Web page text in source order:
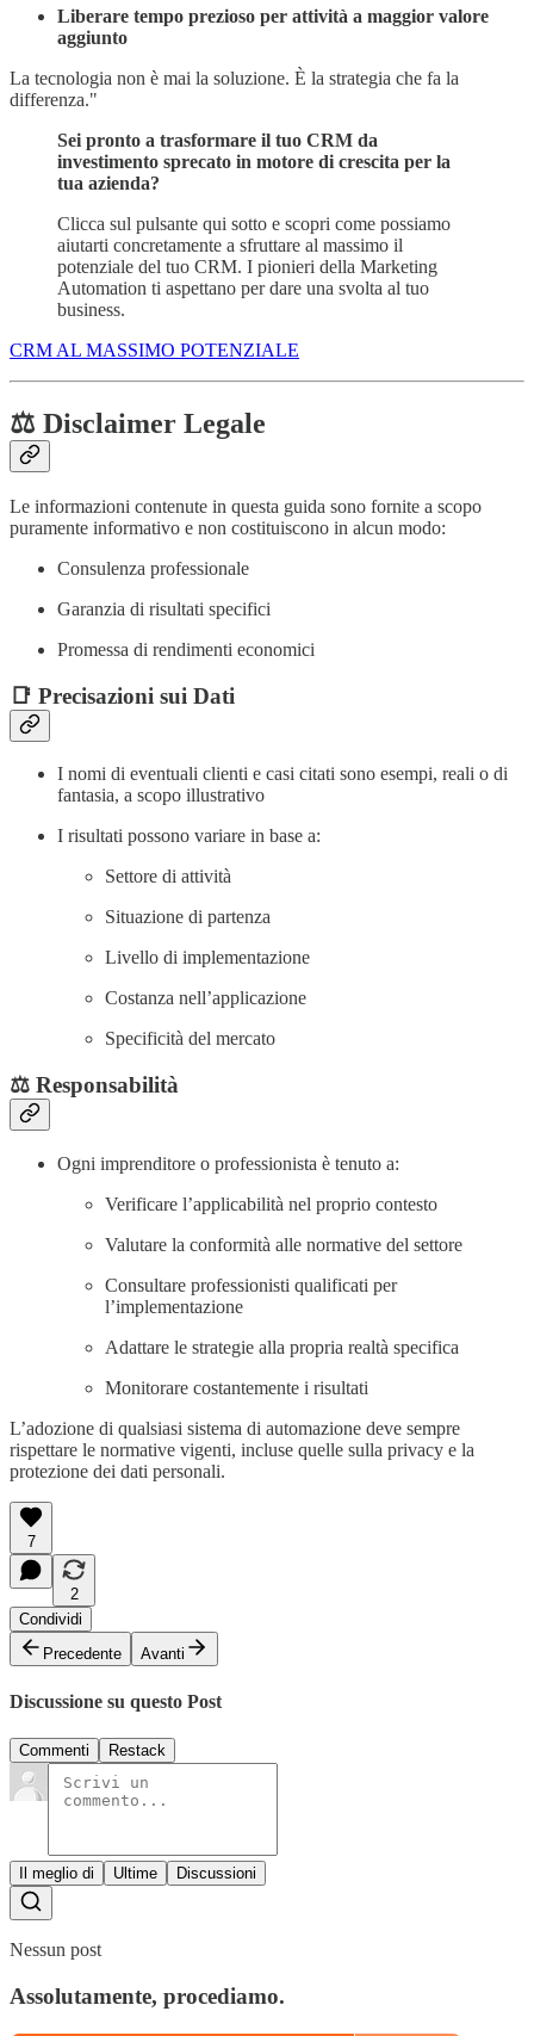
Liberare tempo prezioso per attività a maggior valore
aggiunto
La tecnologia non è mai la soluzione. È la strategia che fa la
differenza."
Sei pronto a trasformare il tuo CRM da
investimento sprecato in motore di crescita per la
tua azienda?
Clicca sul pulsante qui sotto e scopri come possiamo
aiutarti concretamente a sfruttare al massimo il
potenziale del tuo CRM. I pionieri della Marketing
Automation ti aspettano per dare una svolta al tuo
business.
CRM AL MASSIMO POTENZIALE
⚖️ Disclaimer Legale
Le informazioni contenute in questa guida sono fornite a scopo
puramente informativo e non costituiscono in alcun modo:
Consulenza professionale
Garanzia di risultati specifici
Promessa di rendimenti economici
📑 Precisazioni sui Dati
I nomi di eventuali clienti e casi citati sono esempi, reali o di
fantasia, a scopo illustrativo
I risultati possono variare in base a:
Settore di attività
Situazione di partenza
Livello di implementazione
Costanza nell’applicazione
Specificità del mercato
⚖️ Responsabilità
Ogni imprenditore o professionista è tenuto a:
Verificare l’applicabilità nel proprio contesto
Valutare la conformità alle normative del settore
Consultare professionisti qualificati per
l’implementazione
Adattare le strategie alla propria realtà specifica
Monitorare costantemente i risultati
L’adozione di qualsiasi sistema di automazione deve sempre
rispettare le normative vigenti, incluse quelle sulla privacy e la
protezione dei dati personali.
7
2
Condividi
Precedente
Avanti
Discussione su questo Post
Commenti Restack
Il meglio di Ultime Discussioni
Nessun post
Assolutamente, procediamo.